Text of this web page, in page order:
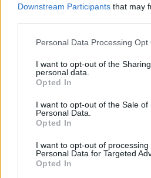
Downstream Participants that may
Personal Data Processing Opt
I want to opt-out of the
personal data.
Opted In
I want to opt-out of the Sale of
Personal Data.
Opted In
I want to opt-out of processing
Personal Data for Targeted
Opted In